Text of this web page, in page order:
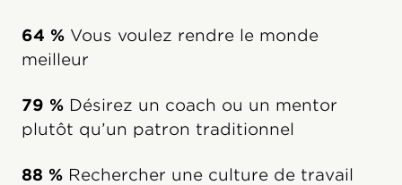
64 % Vous voulez rendre le monde
meilleur
79 % Désirez un coach ou un mentor
plutôt qu’un patron traditionnel
88 % Rechercher une culture de travail